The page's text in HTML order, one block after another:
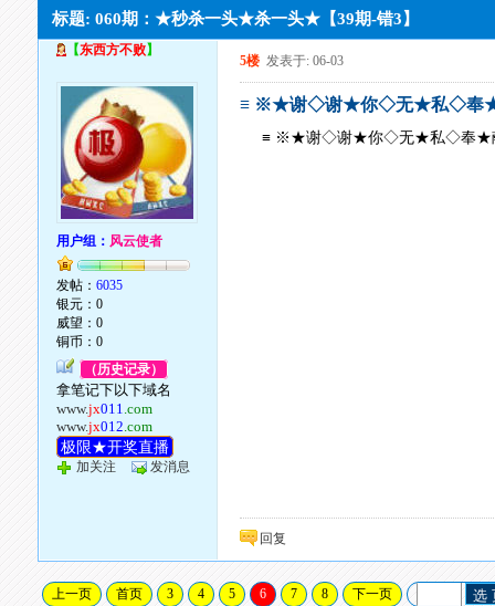
标题: 060期：★秒杀一头★杀一头★【39期-错3】
【东西方不败】
用户组： 风云使者
发帖：6035
银元：0
威望：0
铜币：0
（历史记录）
拿笔记下以下域名
www.jx011.com
www.jx012.com
极限★开奖直播
加关注 发消息
5楼 发表于: 06-03
≡ ※★谢◇谢★你◇无★私◇奉
≡ ※★谢◇谢★你◇无★私◇奉
回复
上一页 首页 3 4 5 6 7 8 下一页 选